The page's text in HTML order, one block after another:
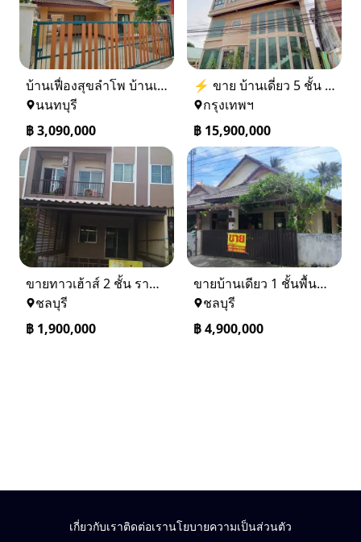
บ้านเฟื่องสุขลำโพ บ้านเดี่ยวสร้างใหม่ บางบัวทอง
นนทบุรี
฿3,090,000
⚡ ขาย บ้านเดี่ยว 5 ชั้น ซอย ประชาชื่น 14 ใกล้ BTS
กรุงเทพฯ
฿ 15,900,000
ขายทาวเฮ้าส์ 2 ชั้น ราคา 1.9 ล้านบาท ที่อยู่ ศรีราชา ชลบุรี
ชลบุรี
฿ 1,900,000
ขายบ้านเดียว 1 ชั้นพื้นที่ 102 ตรว บางละมุง ชลบุรี
ชลบุรี
฿4,900,000
เกี่ยวกับเราติดต่อเรานโยบายความเป็นส่วนตัว